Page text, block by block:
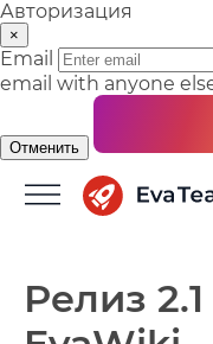
Авторизация
×
Email
email with anyone
Отменить
Релиз